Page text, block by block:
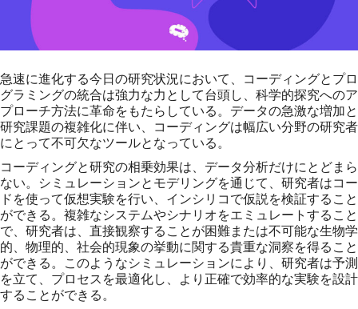
急速に進化する今日の研究状況において、コーディングとプロ
グラミングの統合は強力な力として台頭し、科学的探究へのア
プローチ方法に革命をもたらしている。データの急激な増加と
研究課題の複雑化に伴い、コーディングは幅広い分野の研究者
にとって不可欠なツールとなっている。
コーディングと研究の相乗効果は、データ分析だけにとどまら
ない。シミュレーションとモデリングを通じて、研究者はコー
ドを使って仮想実験を行い、インシリコで仮説を検証すること
ができる。複雑なシステムやシナリオをエミュレートすること
で、研究者は、直接観察することが困難または不可能な生物学
的、物理的、社会的現象の挙動に関する貴重な洞察を得ること
ができる。このようなシミュレーションにより、研究者は予測
を立て、プロセスを最適化し、より正確で効率的な実験を設計
することができる。